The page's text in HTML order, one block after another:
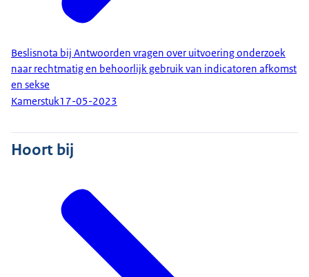
Beslisnota bij Antwoorden vragen over uitvoering onderzoek
naar rechtmatig en behoorlijk gebruik van indicatoren afkomst
en sekse
Kamerstuk17-05-2023
Hoort bij